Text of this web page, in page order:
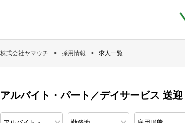
株式会社ヤマウチ 採用情報 求人一覧
アルバイト・パート／デイサービス 送